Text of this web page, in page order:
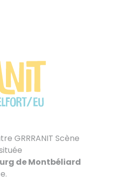
GRRRANIT Scène
de Montbéliard